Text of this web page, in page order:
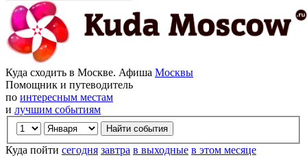
Куда сходить в Москве. Афиша Москвы
Помощник и путеводитель
по интересным местам
и лучшим событиям
Куда пойти сегодня завтра в выходные в этом месяце